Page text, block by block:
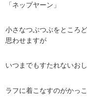
「ネップヤーン」
小さなつぶつぶをところ
思わせますが
いつまでもすたれないお
ラフに着こなすのがかっ